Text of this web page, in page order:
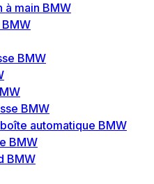
à main BMW
BMW
BMW
automatique BMW
BMW
BMW